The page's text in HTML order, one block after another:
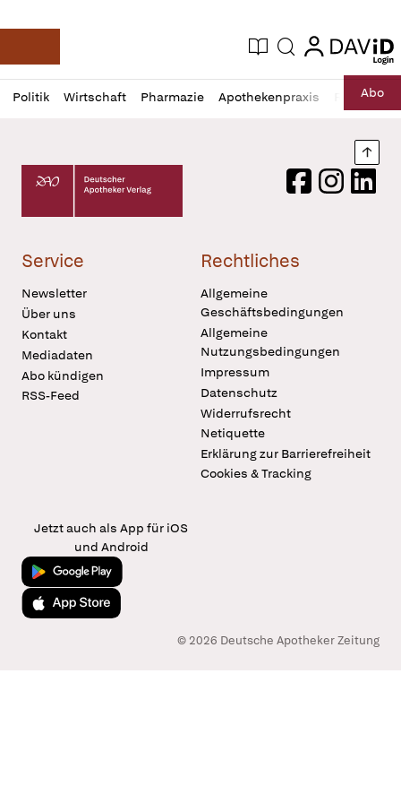
Deutsche Apotheker Zeitung
Aktuelle Ausgabe
Suche login
login
Politik Wirtschaft Pharmazie Apothekenpraxis RechtAbo
Profil
öffnen
Daz
Pur
Deutscher Apotheker Verlag Logo
FacebookInstagram
Service
Newsletter
Über uns
Kontakt
Mediadaten
Abo kündigen
RSS-Feed
Rechtliches
Allgemeine
Geschäftsbedingungen
Allgemeine
Nutzungsbedingungen
Impressum
Datenschutz
Widerrufsrecht
Netiquette
Erklärung zur Barrierefreiheit
Cookies & Tracking
Jetzt auch als App für iOS
und Android
Jetzt bei Google Play
Laden im App Store
© 2026 Deutsche Apotheker Zeitung